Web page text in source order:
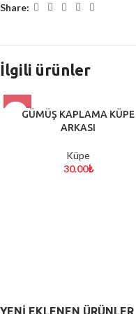
Share:
İlgili ürünler
GÜMÜŞ KAPLAMA KÜPE
ARKASI
Küpe
30.00₺
YENI EKLENEN ÜRÜNLER